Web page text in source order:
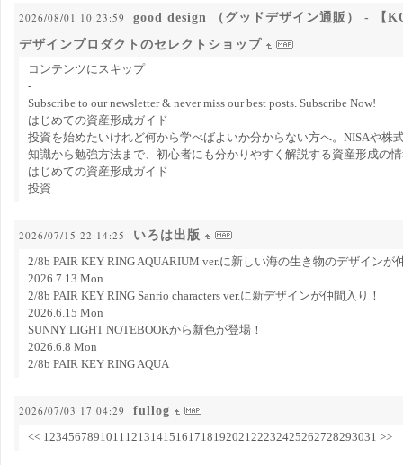
2026/08/01 10:23:59
good design （グッドデザイン通販） - 【
デザインプロダクトのセレクトショップ
コンテンツにスキップ
-
Subscribe to our newsletter & never miss our best posts. Subscribe Now!
はじめての資産形成ガイド
投資を始めたいけれど何から学べばよいか分からない方へ。NISAや株
知識から勉強方法まで、初心者にも分かりやすく解説する資産形成の
はじめての資産形成ガイド
投資
2026/07/15 22:14:25 いろは出版
2/8b PAIR KEY RING AQUARIUM ver.に新しい海の生き物のデザインが
2026.7.13 Mon
2/8b PAIR KEY RING Sanrio characters ver.に新デザインが仲間入り！
2026.6.15 Mon
SUNNY LIGHT NOTEBOOKから新色が登場！
2026.6.8 Mon
2/8b PAIR KEY RING AQUA
2026/07/03 17:04:29 fullog
<< 12345678910111213141516171819202122232425262728293031 >>